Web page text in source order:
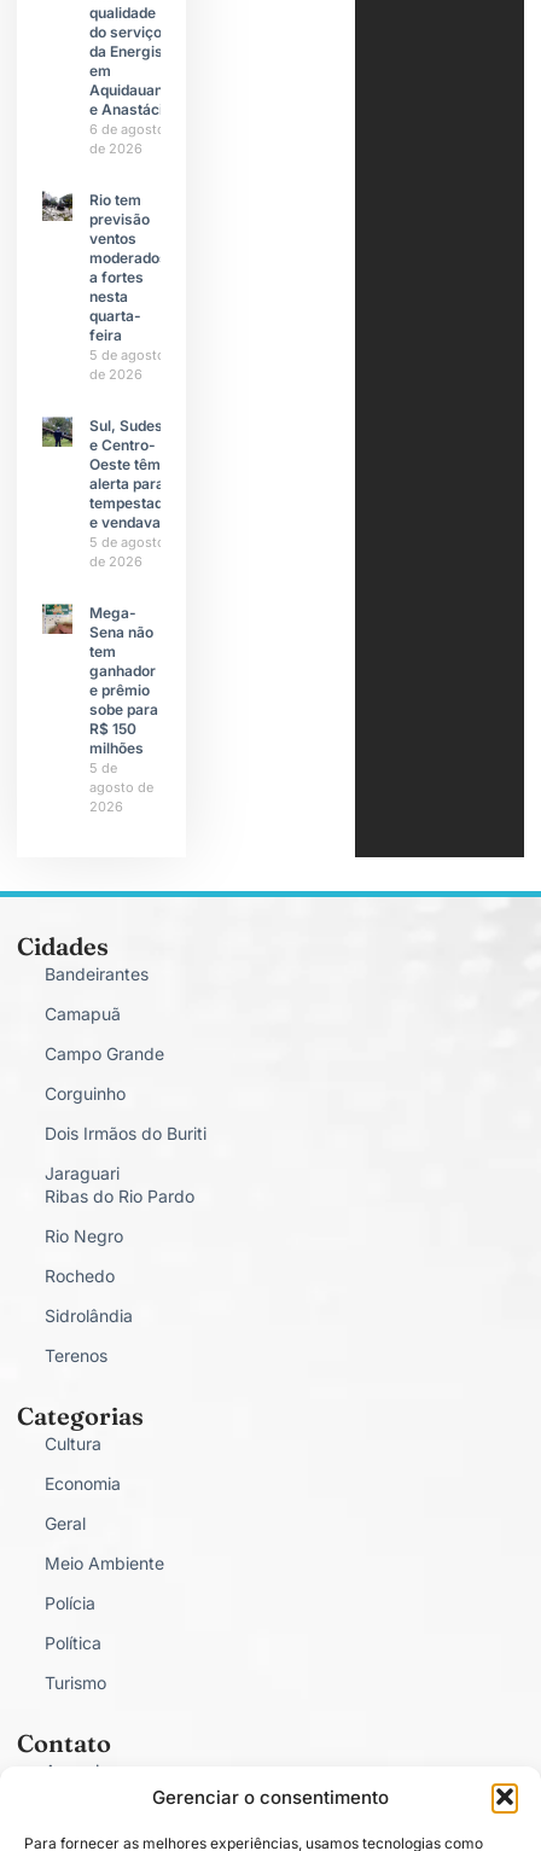
Gerenciar o consentimento
Para fornecer as melhores experiências, usamos tecnologias como
qualidade
do serviço
da Energisa
em
Aquidauana
e Anastácio
6 de agosto
de 2026
Rio tem
previsão
ventos
moderados
a fortes
nesta
quarta-
feira
5 de agosto
de 2026
Sul, Sudeste
e Centro-
Oeste têm
alerta para
tempestades
e vendavais
5 de agosto
de 2026
Mega-
Sena não
tem
ganhador
e prêmio
sobe para
R$ 150
milhões
5 de
agosto de
2026
Cidades
Bandeirantes
Camapuã
Campo Grande
Corguinho
Dois Irmãos do Buriti
Jaraguari
Ribas do Rio Pardo
Rio Negro
Rochedo
Sidrolândia
Terenos
Categorias
Cultura
Economia
Geral
Meio Ambiente
Polícia
Política
Turismo
Contato
Anunciar